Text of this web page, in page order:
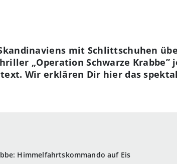
Himmelfahrtskommando auf Eis
mit Schlittschuhen
„Operation Schwarze Krabbe”
Wir erklären Dir hier das